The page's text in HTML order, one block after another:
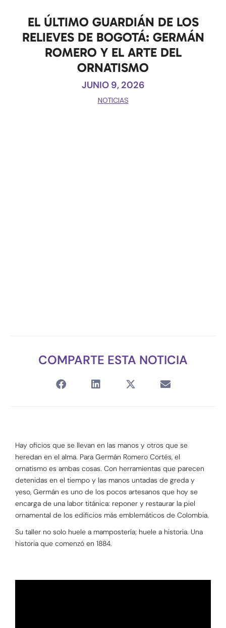
EL ÚLTIMO GUARDIÁN DE LOS
RELIEVES DE BOGOTÁ: GERMÁN
ROMERO Y EL ARTE DEL
ORNATISMO
JUNIO 9, 2026
NOTICIAS
COMPARTE ESTA NOTICIA
Hay oficios que se llevan en las manos y otros que se
heredan en el alma. Para Germán Romero Cortés, el
ornatismo es ambas cosas. Con herramientas que parecen
detenidas en el tiempo y las manos untadas de greda y
yeso, Germán es uno de los pocos artesanos que hoy se
encarga de una labor titánica: reponer y restaurar la piel
ornamental de los edificios más emblemáticos de Colombia.
Su taller no solo huele a mampostería; huele a historia. Una
historia que comenzó en 1884.